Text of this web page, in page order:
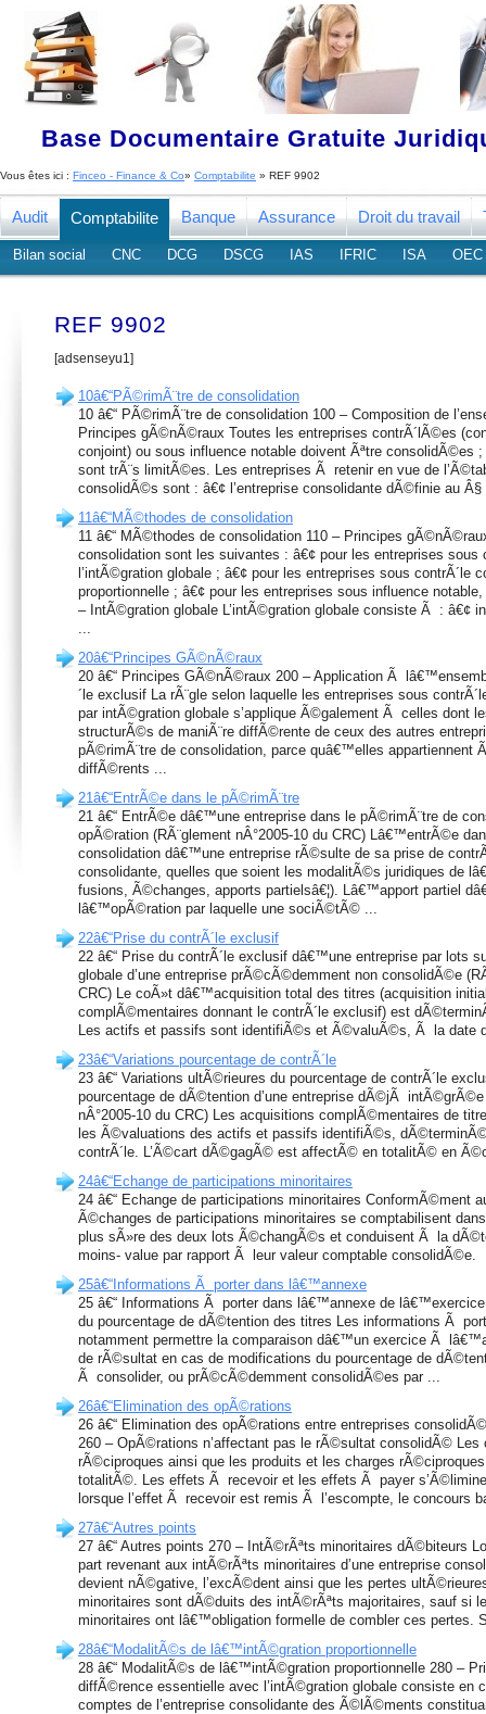
Base Documentaire Gratuite
Vous êtes ici : Finceo - Finance & Co» Comptabilite » REF 9902
Audit Comptabilite Banque Assurance Droit du travail
Bilan social CNC DCG DSCG IAS IFRIC ISA OEC
REF 9902
[adsenseyu1]
10â€“PÃ©rimÃ¨tre de consolidation
10 â€“ PÃ©rimÃ¨tre de consolidation 100 – Composition de
Principes gÃ©nÃ©raux Toutes les entreprises contrÃ´lÃ©es
conjoint) ou sous influence notable doivent Ãªtre consolidÃ©es
sont trÃ¨s limitÃ©es. Les entreprises Ã retenir en vue de
consolidÃ©s sont : â€¢ l’entreprise consolidante dÃ©finie au Â§
11â€“MÃ©thodes de consolidation
11 â€“ MÃ©thodes de consolidation 110 – Principes
consolidation sont les suivantes : â€¢ pour les entreprises sous
l’intÃ©gration globale ; â€¢ pour les entreprises sous contrÃ´le
proportionnelle ; â€¢ pour les entreprises sous influence
– IntÃ©gration globale L’intÃ©gration globale consiste Ã : â€¢
...
20â€“Principes GÃ©nÃ©raux
20 â€“ Principes GÃ©nÃ©raux 200 – Application Ã
´le exclusif La rÃ¨gle selon laquelle les entreprises sous
par intÃ©gration globale s’applique Ã©galement Ã celles dont
structurÃ©s de maniÃ¨re diffÃ©rente de ceux des autres
pÃ©rimÃ¨tre de consolidation, parce quâ€™elles
diffÃ©rents ...
21â€“EntrÃ©e dans le pÃ©rimÃ¨tre
21 â€“ EntrÃ©e dâ€™une entreprise dans le pÃ©rimÃ¨tre de
opÃ©ration (RÃ¨glement nÂ°2005-10 du CRC) Lâ€™entrÃ©e
consolidation dâ€™une entreprise rÃ©sulte de sa prise de
consolidante, quelles que soient les modalitÃ©s juridiques de
fusions, Ã©changes, apports partielsâ€¦). Lâ€™apport partiel
lâ€™opÃ©ration par laquelle une sociÃ©tÃ© ...
22â€“Prise du contrÃ´le exclusif
22 â€“ Prise du contrÃ´le exclusif dâ€™une entreprise par lots
globale d’une entreprise prÃ©cÃ©demment non consolidÃ©e
CRC) Le coÃ»t dâ€™acquisition total des titres (acquisition
complÃ©mentaires donnant le contrÃ´le exclusif) est
Les actifs et passifs sont identifiÃ©s et Ã©valuÃ©s, Ã la date
23â€“Variations pourcentage de contrÃ´le
23 â€“ Variations ultÃ©rieures du pourcentage de contrÃ´le
pourcentage de dÃ©tention d’une entreprise dÃ©jÃ intÃ©grÃ©e
nÂ°2005-10 du CRC) Les acquisitions complÃ©mentaires de
les Ã©valuations des actifs et passifs identifiÃ©s,
contrÃ´le. L’Ã©cart dÃ©gagÃ© est affectÃ© en totalitÃ© en
24â€“Echange de participations minoritaires
24 â€“ Echange de participations minoritaires ConformÃ©ment
Ã©changes de participations minoritaires se comptabilisent
plus sÃ»re des deux lots Ã©changÃ©s et conduisent Ã la
moins- value par rapport Ã leur valeur comptable consolidÃ©e.
25â€“Informations Ã porter dans lâ€™annexe
25 â€“ Informations Ã porter dans lâ€™annexe de
du pourcentage de dÃ©tention des titres Les informations Ã
notamment permettre la comparaison dâ€™un exercice Ã
de rÃ©sultat en cas de modifications du pourcentage de
Ã consolider, ou prÃ©cÃ©demment consolidÃ©es par ...
26â€“Elimination des opÃ©rations
26 â€“ Elimination des opÃ©rations entre entreprises
260 – OpÃ©rations n’affectant pas le rÃ©sultat consolidÃ©
rÃ©ciproques ainsi que les produits et les charges
totalitÃ©. Les effets Ã recevoir et les effets Ã payer
lorsque l’effet Ã recevoir est remis Ã l’escompte, le concours
27â€“Autres points
27 â€“ Autres points 270 – IntÃ©rÃªts minoritaires dÃ©biteurs
part revenant aux intÃ©rÃªts minoritaires d’une entreprise
devient nÃ©gative, l’excÃ©dent ainsi que les pertes
minoritaires sont dÃ©duits des intÃ©rÃªts majoritaires, sauf si
minoritaires ont lâ€™obligation formelle de combler ces pertes.
28â€“ModalitÃ©s de lâ€™intÃ©gration proportionnelle
28 â€“ ModalitÃ©s de lâ€™intÃ©gration proportionnelle 280 –
diffÃ©rence essentielle avec l’intÃ©gration globale consiste en
comptes de l’entreprise consolidante des Ã©lÃ©ments